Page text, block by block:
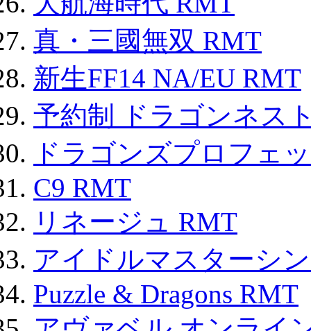
真・三國無双 RMT
新生FF14 NA/EU RMT
予約制 ドラゴンネス
ドラゴンズプロフェ
C9 RMT
リネージュ RMT
アイドルマスターシ
Puzzle & Dragons RMT